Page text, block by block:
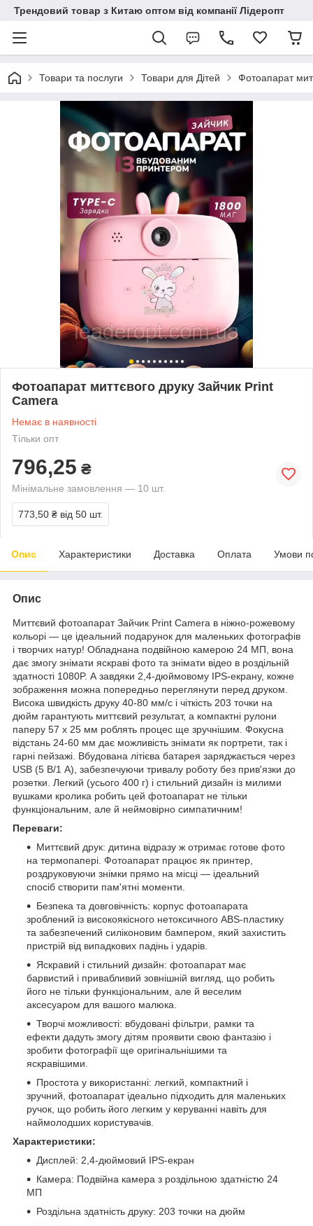
Трендовий товар з Китаю оптом від компанії Лідеропт
Товари та послуги Товари для Дітей Фотоапарат
Фотоапарат миттєвого друку Зайчик Print
Camera
Немає в наявності
Тільки опт
796,25 ₴
Мінімальне замовлення — 10 шт.
773,50 ₴ від 50 шт.
Опис Характеристики Доставка Оплата Умови
Опис
Миттєвий фотоапарат Зайчик Print Camera в ніжно-рожевому
кольорі — це ідеальний подарунок для маленьких фотографів
і творчих натур! Обладнана подвійною камерою 24 МП, вона
дає змогу знімати яскраві фото та знімати відео в роздільній
здатності 1080P. А завдяки 2,4-дюймовому IPS-екрану, кожне
зображення можна попередньо переглянути перед друком.
Висока швидкість друку 40-80 мм/с і чіткість 203 точки на
дюйм гарантують миттєвий результат, а компактні рулони
паперу 57 x 25 мм роблять процес ще зручнішим. Фокусна
відстань 24-60 мм дає можливість знімати як портрети, так і
гарні пейзажі. Вбудована літієва батарея заряджається через
USB (5 В/1 А), забезпечуючи тривалу роботу без прив'язки до
розетки. Легкий (усього 400 г) і стильний дизайн із милими
вушками кролика робить цей фотоапарат не тільки
функціональним, але й неймовірно симпатичним!
Переваги:
Миттєвий друк: дитина відразу ж отримає готове фото
на термопапері. Фотоапарат працює як принтер,
роздруковуючи знімки прямо на місці — ідеальний
спосіб створити пам'ятні моменти.
Безпека та довговічність: корпус фотоапарата
зроблений із високоякісного нетоксичного ABS-пластику
та забезпечений силіконовим бампером, який захистить
пристрій від випадкових падінь і ударів.
Яскравий і стильний дизайн: фотоапарат має
барвистий і привабливий зовнішній вигляд, що робить
його не тільки функціональним, але й веселим
аксесуаром для вашого малюка.
Творчі можливості: вбудовані фільтри, рамки та
ефекти дадуть змогу дітям проявити свою фантазію і
зробити фотографії ще оригінальнішими та
яскравішими.
Простота у використанні: легкий, компактний і
зручний, фотоапарат ідеально підходить для маленьких
ручок, що робить його легким у керуванні навіть для
наймолодших користувачів.
Характеристики:
Дисплей: 2,4-дюймовий IPS-екран
Камера: Подвійна камера з роздільною здатністю 24
МП
Роздільна здатність друку: 203 точки на дюйм